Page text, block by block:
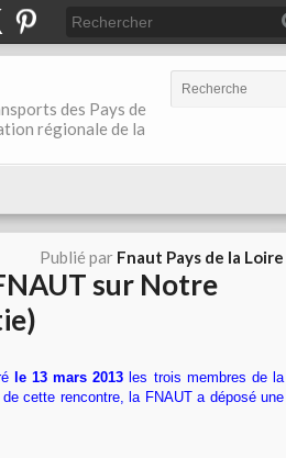
des Pays de
régionale de la
Publié par Fnaut Pays de la Loire
sur Notre
le 13 mars 2013 les trois membres de la
cette rencontre, la FNAUT a déposé une